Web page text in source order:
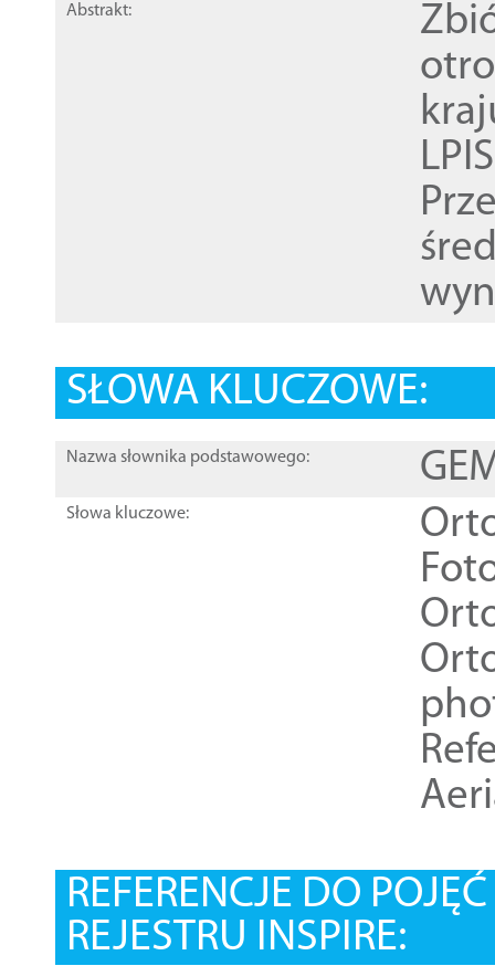
Abstrakt:
SŁOWA KLUCZOWE:
Nazwa słownika podstawowego:
Słowa kluczowe:
REFERENCJE DO
REJESTRU INSPIRE: